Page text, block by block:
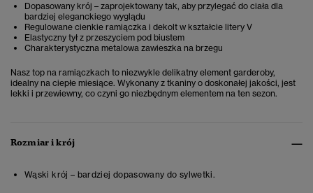
Dopasowany krój – zaprojektowany tak, aby przylegać do ciała dla
bardziej eleganckiego wyglądu
Regulowane cienkie ramiączka i dekolt w kształcie litery V
Elastyczny tył z przeszyciem pod biustem
Charakterystyczna metalowa zawieszka na brzegu
Nasz top na ramiączkach to niezwykle delikatny element garderoby,
idealny na ciepłe miesiące. Wykonany z tkaniny o doskonałej jakości, jest
lekki i przewiewny, co czyni go niezbędnym elementem na ten sezon.
Rozmiar i krój
Wąski krój – bardziej dopasowany do sylwetki.